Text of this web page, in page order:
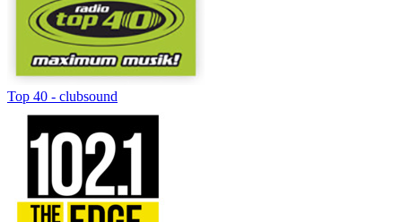
Top 40 - clubsound